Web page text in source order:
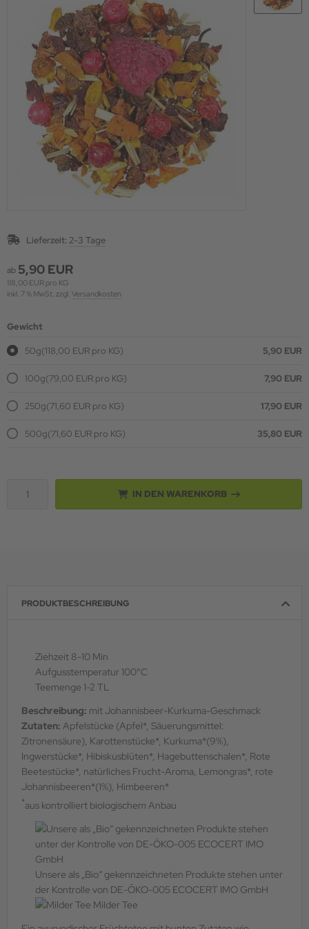
Lieferzeit: 2-3 Tage
ab 5,90 EUR
118,00 EUR pro KG
inkl. 7 % MwSt. zzgl. Versandkosten
Gewicht
50g(118,00 EUR pro KG) 5,90 EUR
100g(79,00 EUR pro KG) 7,90 EUR
250g(71,60 EUR pro KG) 17,90 EUR
500g(71,60 EUR pro KG) 35,80 EUR
IN DEN WARENKORB
PRODUKTBESCHREIBUNG
Ziehzeit 8-10 Min
Aufgusstemperatur 100°C
Teemenge 1-2 TL
Beschreibung: mit Johannisbeer-Kurkuma-Geschmack
Zutaten: Apfelstücke (Apfel*, Säuerungsmittel:
Zitronensäure), Karottenstücke*, Kurkuma*(9%),
Ingwerstücke*, Hibiskusblüten*, Hagebuttenschalen*, Rote
Beetestücke*, natürliches Frucht-Aroma, Lemongras*, rote
Johannisbeeren*(1%), Himbeeren*
*aus kontrolliert biologischem Anbau
Unsere als „Bio“ gekennzeichneten Produkte stehen unter
der Kontrolle von DE-ÖKO-005 ECOCERT IMO GmbH
Milder Tee